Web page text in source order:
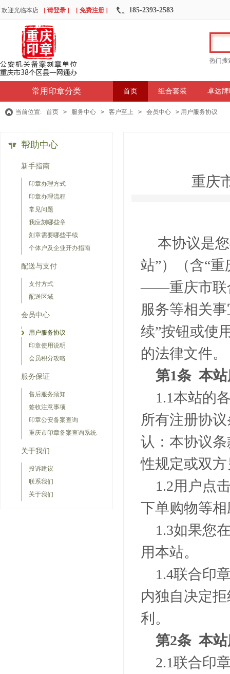
欢迎光临本店 [ 请登录 ] [ 免费注册 ] 185-2393-2583
热门搜
常用印章分类 首页 组合套装 卓达
当前位置: 首页 > 服务中心 > 客户至上 > 会员中心 > 用户服务协议
帮助中心
新手指南
印章办理方式
印章办理流程
常见问题
我应刻哪些章
刻章需要哪些手续
个体户及企业开办指南
配送与支付
支付方式
配送区域
会员中心
用户服务协议
印章使用说明
会员积分攻略
服务保证
售后服务须知
签收注意事项
印章公安备案查询
重庆市印章备案查询系统
关于我们
投诉建议
联系我们
关于我们
重庆
本协议是
站”）（含“
——重庆市联
服务等相关
续”按钮或使
的法律文件。
第1条 本站
1.1本站的
所有注册协
认：本协议
性规定或双
1.2用户点
下单购物等
1.3如果您
用本站。
1.4联合印
内独自决定
利。
第2条 本站
2.1联合印